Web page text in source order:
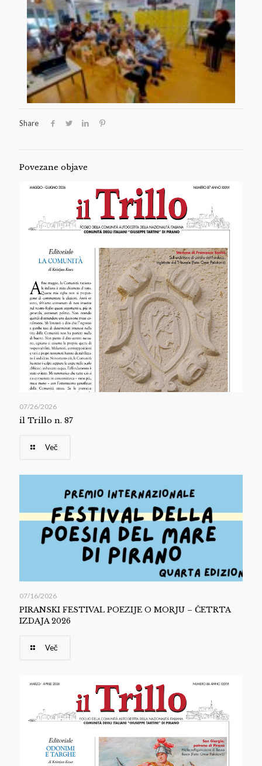
Share
Povezane objave
07/26/2026
il Trillo n. 87
Več
07/16/2026
PIRANSKI FESTIVAL POEZIJE O MORJU – ČETRTA
IZDAJA 2026
Več